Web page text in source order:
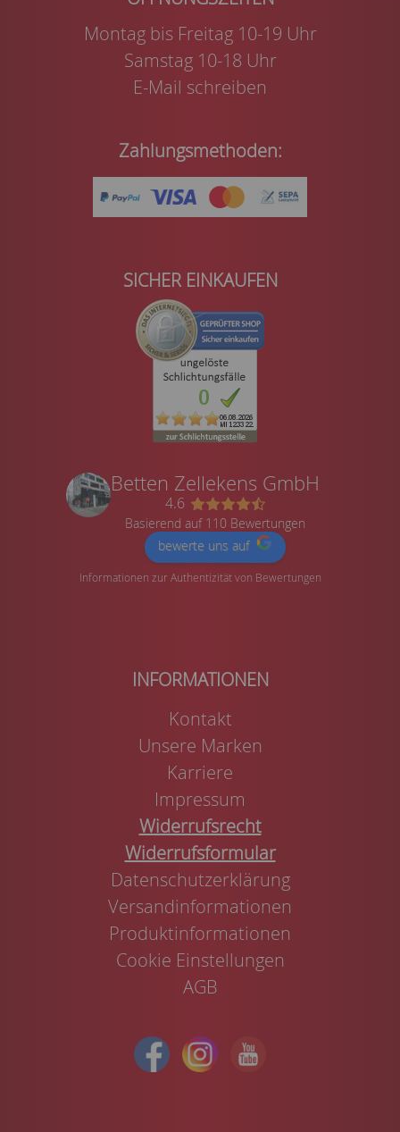
Montag bis Freitag 10-19 Uhr
Samstag 10-18 Uhr
E-Mail schreiben
Zahlungsmethoden:
SICHER EINKAUFEN
Betten Zellekens GmbH
4.6
Basierend auf 110 Bewertungen
bewerte uns auf
Informationen zur Authentizität von Bewertungen
Kontakt
Unsere Marken
Karriere
Impressum
Widerrufsrecht
Widerrufsformular
Datenschutzerklärung
Versandinformationen
Produktinformationen
Cookie Einstellungen
AGB